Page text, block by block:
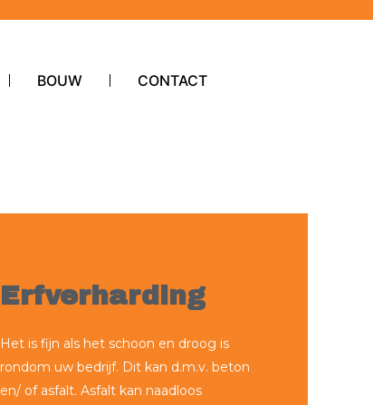
BOUW CONTACT
Erfverharding
Het is fijn als het schoon en droog is
rondom uw bedrijf. Dit kan d.m.v. beton
en/ of asfalt. Asfalt kan naadloos